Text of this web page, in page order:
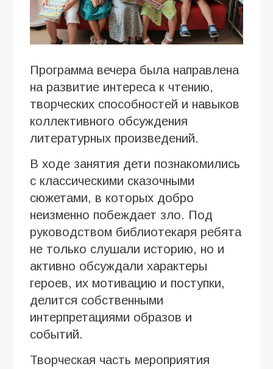
Программа вечера была направлена
на развитие интереса к чтению,
творческих способностей и навыков
коллективного обсуждения
литературных произведений.
В ходе занятия дети познакомились
с классическими сказочными
сюжетами, в которых добро
неизменно побеждает зло. Под
руководством библиотекаря ребята
не только слушали историю, но и
активно обсуждали характеры
героев, их мотивацию и поступки,
делится собственными
интерпретациями образов и
событий.
Творческая часть мероприятия